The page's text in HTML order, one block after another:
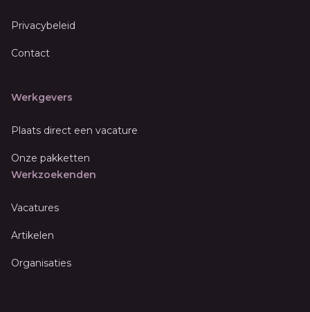
Privacybeleid
Contact
Werkgevers
Plaats direct een vacature
Onze pakketten
Werkzoekenden
Vacatures
Artikelen
Organisaties